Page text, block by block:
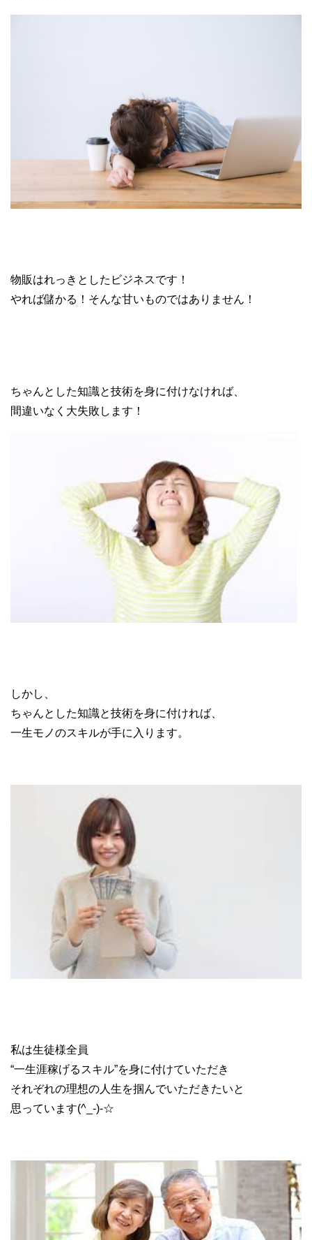
物販はれっきとしたビジネスです！
やれば儲かる！そんな甘いものではありません！
ちゃんとした知識と技術を身に付けなければ、
間違いなく大失敗します！
しかし、
ちゃんとした知識と技術を身に付ければ、
一生モノのスキルが手に入ります。
私は生徒様全員
“一生涯稼げるスキル”を身に付けていただき
それぞれの理想の人生を掴んでいただきたいと
思っています(^_-)-☆